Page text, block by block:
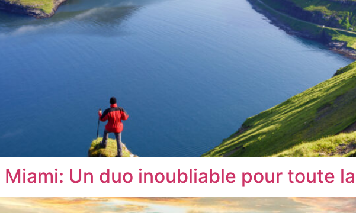
Un duo inoubliable pour toute